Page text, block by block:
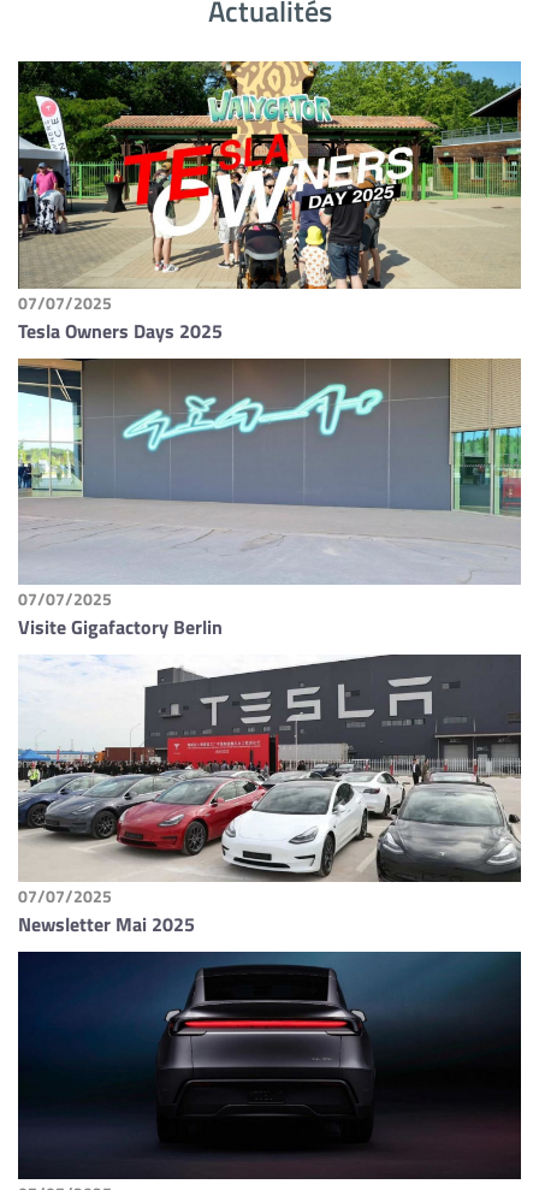
Actualités
07/07/2025
Tesla Owners Days 2025
07/07/2025
Visite Gigafactory Berlin
07/07/2025
Newsletter Mai 2025